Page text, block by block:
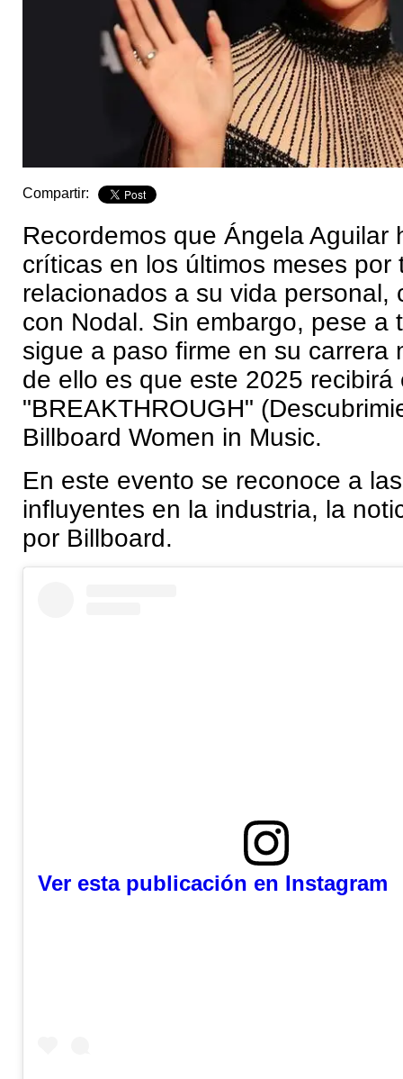
Compartir:
Recordemos que Ángela Aguilar
críticas en los últimos meses por
relacionados a su vida personal,
con Nodal. Sin embargo, pese a
sigue a paso firme en su carrera
de ello es que este 2025 recibirá
"BREAKTHROUGH"
Billboard Women in Music.
En este evento se reconoce a
influyentes en la industria, la
por Billboard.
Ver esta publicación en Instagram